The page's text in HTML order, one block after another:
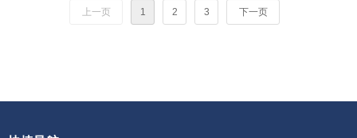
上一页 1 2 3 下一页